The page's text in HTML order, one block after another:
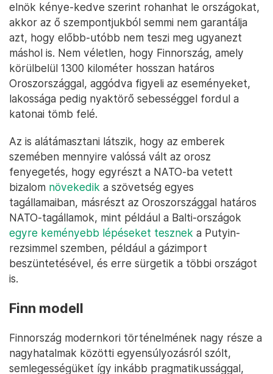
elnök kénye-kedve szerint rohanhat le országokat,
akkor az ő szempontjukból semmi nem garantálja
azt, hogy előbb-utóbb nem teszi meg ugyanezt
máshol is. Nem véletlen, hogy Finnország, amely
körülbelül 1300 kilométer hosszan határos
Oroszországgal, aggódva figyeli az eseményeket,
lakossága pedig nyaktörő sebességgel fordul a
katonai tömb felé.
Az is alátámasztani látszik, hogy az emberek
szemében mennyire valóssá vált az orosz
fenyegetés, hogy egyrészt a NATO-ba vetett
bizalom növekedik a szövetség egyes
tagállamaiban, másrészt az Oroszországgal határos
NATO-tagállamok, mint például a Balti-országok
egyre keményebb lépéseket tesznek a Putyin-
rezsimmel szemben, például a gázimport
beszüntetésével, és erre sürgetik a többi országot
is.
Finn modell
Finnország modernkori történelmének nagy része a
nagyhatalmak közötti egyensúlyozásról szólt,
semlegességüket így inkább pragmatikussággal,